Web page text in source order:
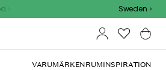
Sweden
VARUMÄRKENRUMINSPIRATION